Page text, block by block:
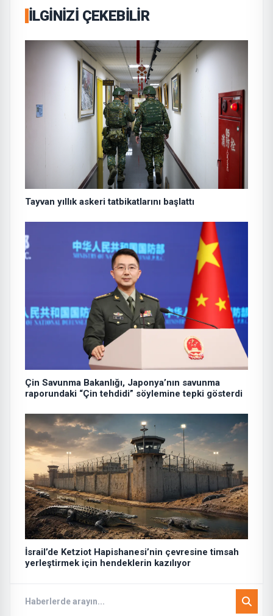
İLGINIZI ÇEKEBILIR
Tayvan yıllık askeri tatbikatlarını başlattı
Çin Savunma Bakanlığı, Japonya’nın savunma
raporundaki “Çin tehdidi” söylemine tepki gösterdi
İsrail’de Ketziot Hapishanesi’nin çevresine timsah
yerleştirmek için hendeklerin kazılıyor